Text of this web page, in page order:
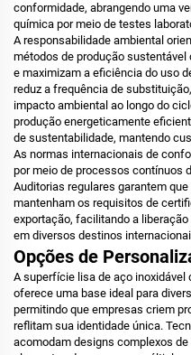
conformidade, abrangendo uma
química por meio de testes
A responsabilidade ambiental
métodos de produção
e maximizam a eficiência do uso
reduz a frequência de
impacto ambiental ao longo do
produção energeticamente
de sustentabilidade, mantendo
As normas internacionais de
por meio de processos contínuos
Auditorias regulares garantem
mantenham os requisitos de
exportação, facilitando a
em diversos destinos
Opções de
A superfície lisa de aço
oferece uma base ideal para
permitindo que empresas criem
reflitam sua identidade única.
acomodam designs complexos